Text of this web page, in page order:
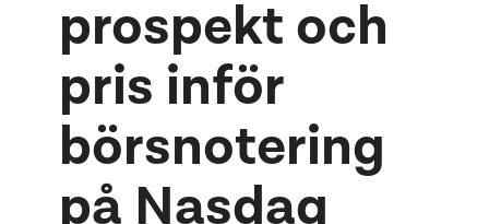
prospekt och
pris inför
börsnotering
på Nasdaq